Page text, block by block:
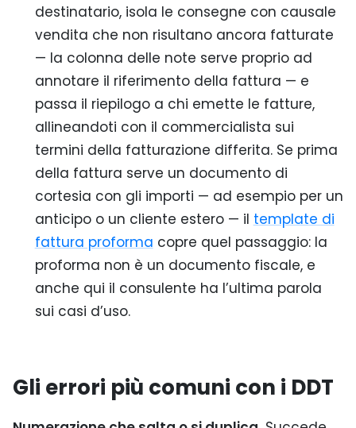
destinatario, isola le consegne con causale
vendita che non risultano ancora fatturate
— la colonna delle note serve proprio ad
annotare il riferimento della fattura — e
passa il riepilogo a chi emette le fatture,
allineandoti con il commercialista sui
termini della fatturazione differita. Se prima
della fattura serve un documento di
cortesia con gli importi — ad esempio per un
anticipo o un cliente estero — il template di
fattura proforma copre quel passaggio: la
proforma non è un documento fiscale, e
anche qui il consulente ha l’ultima parola
sui casi d’uso.
Gli errori più comuni con i DDT